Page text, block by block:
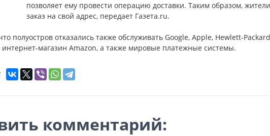
позволяет ему провести операцию доставки. Таким образом,
заказ на свой адрес, передает Газета.ru.
полуостров отказались также обслуживать Google, Apple, Hewlett-
магазин Amazon, а также мировые платежные системы.
комментарий: